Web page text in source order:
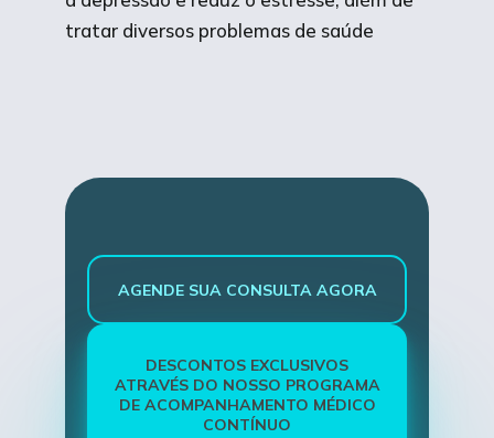
tratar diversos problemas de saúde
AGENDE SUA CONSULTA AGORA
DESCONTOS EXCLUSIVOS
ATRAVÉS DO NOSSO PROGRAMA
DE ACOMPANHAMENTO MÉDICO
CONTÍNUO